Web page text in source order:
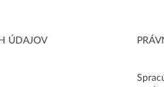
ÚDAJOV